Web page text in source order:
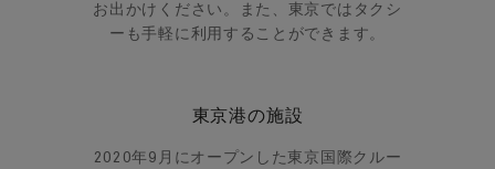
お出かけください。また、東京ではタクシ
ーも手軽に利用することができます。
東京港の施設
2020年9月にオープンした東京国際クルー